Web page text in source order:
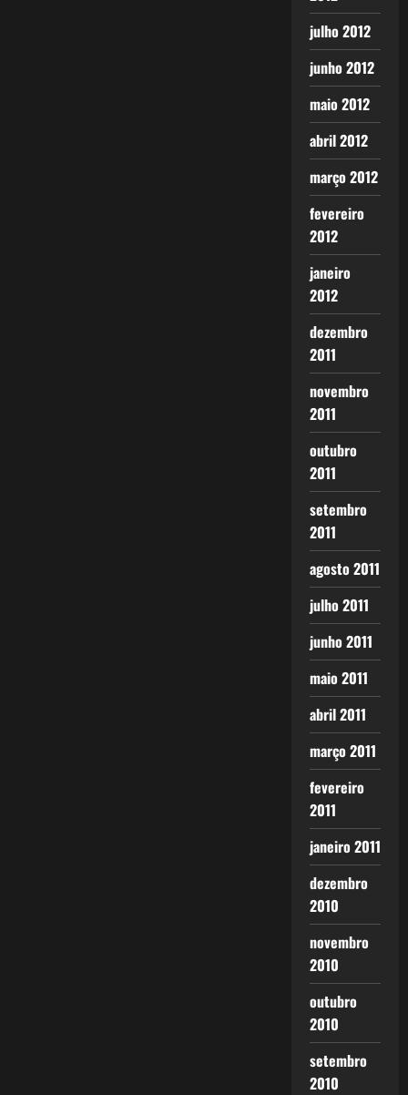
julho 2012
junho 2012
maio 2012
abril 2012
março 2012
fevereiro
2012
janeiro
2012
dezembro
2011
novembro
2011
outubro
2011
setembro
2011
agosto 2011
julho 2011
junho 2011
maio 2011
abril 2011
março 2011
fevereiro
2011
janeiro 2011
dezembro
2010
novembro
2010
outubro
2010
setembro
2010